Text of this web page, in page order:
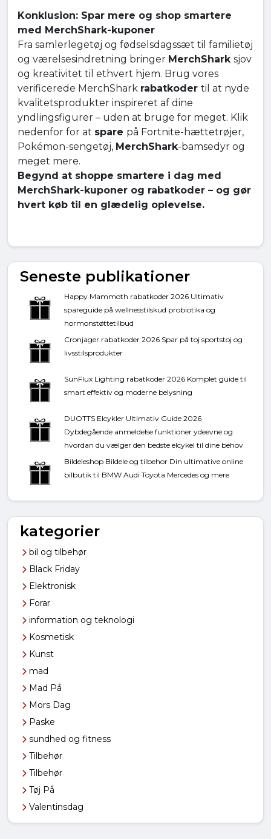
Konklusion: Spar mere og shop smartere
med MerchShark-kuponer
Fra samlerlegetøj og fødselsdagssæt til familietøj
og værelsesindretning bringer MerchShark sjov
og kreativitet til ethvert hjem. Brug vores
verificerede MerchShark rabatkoder til at nyde
kvalitetsprodukter inspireret af dine
yndlingsfigurer – uden at bruge for meget. Klik
nedenfor for at spare på Fortnite-hættetrøjer,
Pokémon-sengetøj, MerchShark-bamsedyr og
meget mere.
Begynd at shoppe smartere i dag med
MerchShark-kuponer og rabatkoder – og gør
hvert køb til en glædelig oplevelse.
Seneste publikationer
Happy Mammoth rabatkoder 2026 Ultimativ
spareguide på wellnesstilskud probiotika og
hormonstøttetilbud
Cronjager rabatkoder 2026 Spar på toj sportstoj og
livsstilsprodukter
SunFlux Lighting rabatkoder 2026 Komplet guide til
smart effektiv og moderne belysning
DUOTTS Elcykler Ultimativ Guide 2026
Dybdegående anmeldelse funktioner ydeevne og
hvordan du vælger den bedste elcykel til dine behov
Bildeleshop Bildele og tilbehor Din ultimative online
bilbutik til BMW Audi Toyota Mercedes og mere
kategorier
bil og tilbehør
Black Friday
Elektronisk
Forar
information og teknologi
Kosmetisk
Kunst
mad
Mad På
Mors Dag
Paske
sundhed og fitness
Tilbehør
Tilbehør
Tøj På
Valentinsdag